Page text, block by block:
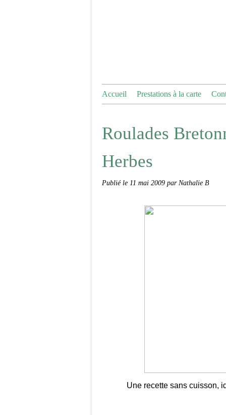
Accueil Prestations à la carte
Roulades
Herbes
Publié le 11 mai 2009 par Nathalie B
Une recette sans cuisson,